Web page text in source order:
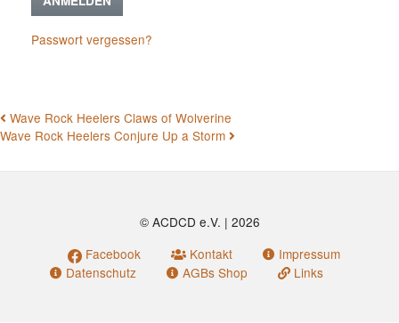
Passwort vergessen?
BEITRAGSNAVIGATION
Wave Rock Heelers Claws of Wolverine
Wave Rock Heelers Conjure Up a Storm
© ACDCD e.V. | 2026
Facebook
Kontakt
Impressum
Datenschutz
AGBs Shop Links